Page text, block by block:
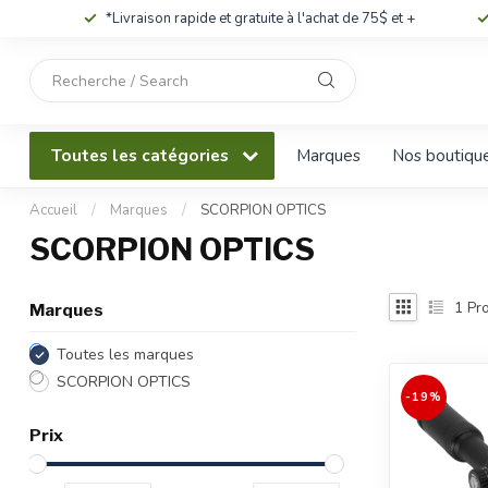
*Livraison rapide et gratuite à l'achat de 75$ et +
et
disponible.
Appuyez
accéder
Toutes les catégories Marques Nos
Accueil / Marques / SCORPION OPTICS
SCORPION OPTICS
Marques
Toutes les marques
SCORPION OPTICS
Prix
1
-19%